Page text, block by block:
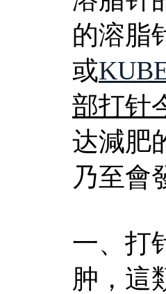
的溶脂
或
部打针
达減肥
乃至會
一、打
肿，這